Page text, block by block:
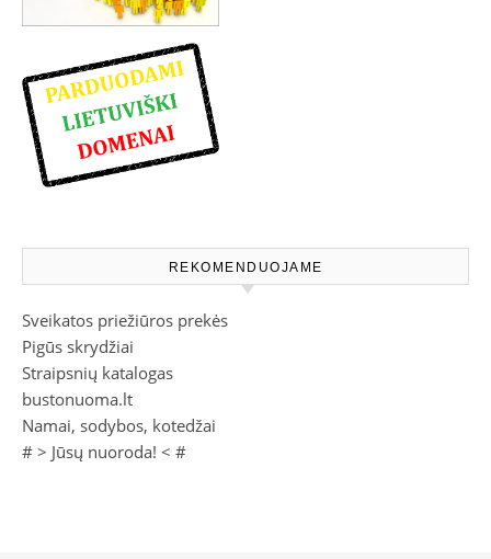
REKOMENDUOJAME
Sveikatos priežiūros prekės
Pigūs skrydžiai
Straipsnių katalogas
bustonuoma.lt
Namai, sodybos, kotedžai
# > Jūsų nuoroda! < #